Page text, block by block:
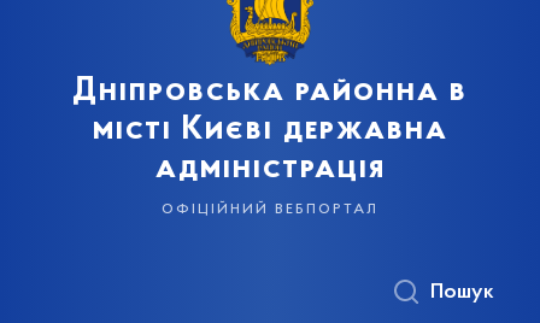
Дніпровська районна в
місті Києві державна
адміністрація
офіційний вебпортал
Пошук